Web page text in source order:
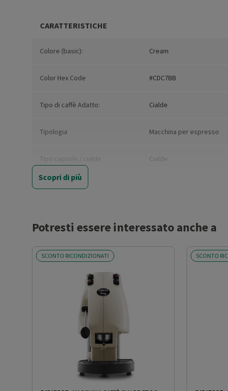
CARATTERISTICHE
Colore (basic): Cream
Color Hex Code #CDC7BB
Tipo di caffè Adatto: Cialde
Tipologia Macchina per espresso
Tipo capsule / cialde Cialde
Dimensione cialde (mm)
Capacità serbatoio acqua (l)
Regolazione macinatura
Espulsione automatica capsule
Scopri di più
Potresti essere interessato anche a
SCONTO RICONDIZIONATI SCONTO